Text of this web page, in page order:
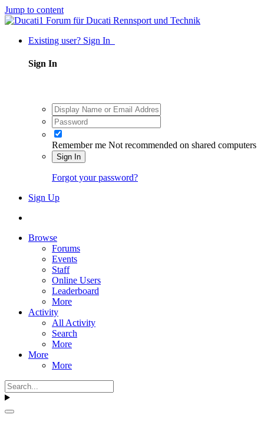
Jump to content
Existing user? Sign In
Sign In
Remember me Not recommended on shared computers
Sign In
Forgot your password?
Sign Up
Browse
Forums
Events
Staff
Online Users
Leaderboard
More
Activity
All Activity
Search
More
More
More